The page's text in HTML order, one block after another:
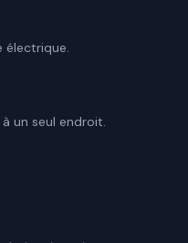
électrique.
un seul endroit.